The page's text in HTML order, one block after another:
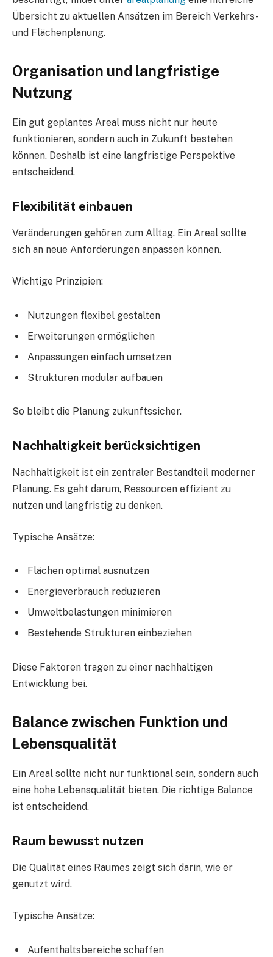
Übersicht zu aktuellen Ansätzen im Bereich Verkehrs-
und Flächenplanung.
Organisation und langfristige
Nutzung
Ein gut geplantes Areal muss nicht nur heute
funktionieren, sondern auch in Zukunft bestehen
können. Deshalb ist eine langfristige Perspektive
entscheidend.
Flexibilität einbauen
Veränderungen gehören zum Alltag. Ein Areal sollte
sich an neue Anforderungen anpassen können.
Wichtige Prinzipien:
Nutzungen flexibel gestalten
Erweiterungen ermöglichen
Anpassungen einfach umsetzen
Strukturen modular aufbauen
So bleibt die Planung zukunftssicher.
Nachhaltigkeit berücksichtigen
Nachhaltigkeit ist ein zentraler Bestandteil moderner
Planung. Es geht darum, Ressourcen effizient zu
nutzen und langfristig zu denken.
Typische Ansätze:
Flächen optimal ausnutzen
Energieverbrauch reduzieren
Umweltbelastungen minimieren
Bestehende Strukturen einbeziehen
Diese Faktoren tragen zu einer nachhaltigen
Entwicklung bei.
Balance zwischen Funktion und
Lebensqualität
Ein Areal sollte nicht nur funktional sein, sondern auch
eine hohe Lebensqualität bieten. Die richtige Balance
ist entscheidend.
Raum bewusst nutzen
Die Qualität eines Raumes zeigt sich darin, wie er
genutzt wird.
Typische Ansätze:
Aufenthaltsbereiche schaffen